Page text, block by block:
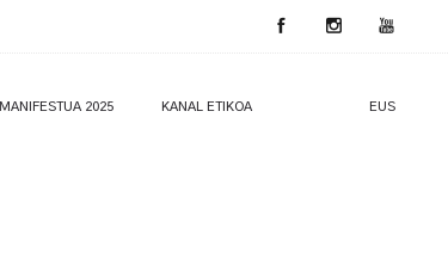
EUS
MANIFESTUA 2025 KANAL ETIKOA